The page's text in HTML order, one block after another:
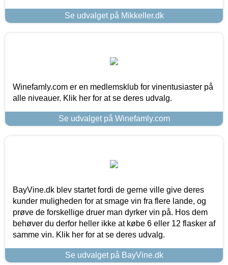
Se udvalget på Mikkeller.dk
Winefamly.com er en medlemsklub for vinentusiaster på
alle niveauer. Klik her for at se deres udvalg.
Se udvalget på Winefamly.com
BayVine.dk blev startet fordi de gerne ville give deres
kunder muligheden for at smage vin fra flere lande, og
prøve de forskellige druer man dyrker vin på. Hos dem
behøver du derfor heller ikke at købe 6 eller 12 flasker af
samme vin. Klik her for at se deres udvalg.
Se udvalget på BayVine.dk